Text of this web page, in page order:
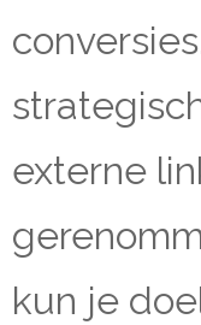
externe
kun je